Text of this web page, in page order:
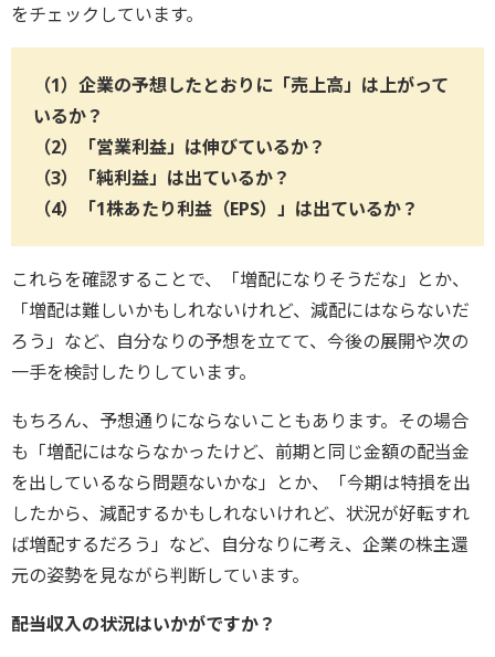
をチェックしています。
（1）企業の予想したとおりに「売上高」は上がって
いるか？
（2）「営業利益」は伸びているか？
（3）「純利益」は出ているか？
（4）「1株あたり利益（EPS）」は出ているか？
これらを確認することで、「増配になりそうだな」とか、
「増配は難しいかもしれないけれど、減配にはならないだ
ろう」など、自分なりの予想を立てて、今後の展開や次の
一手を検討したりしています。
もちろん、予想通りにならないこともあります。その場合
も「増配にはならなかったけど、前期と同じ金額の配当金
を出しているなら問題ないかな」とか、「今期は特損を出
したから、減配するかもしれないけれど、状況が好転すれ
ば増配するだろう」など、自分なりに考え、企業の株主還
元の姿勢を見ながら判断しています。
――配当収入の状況はいかがですか？